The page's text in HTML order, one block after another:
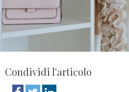
Condividi l'articolo